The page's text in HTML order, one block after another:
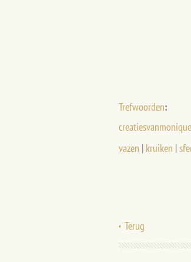
Trefwoorden:
creatiesvanmonique
vazen | kruiken |
Terug